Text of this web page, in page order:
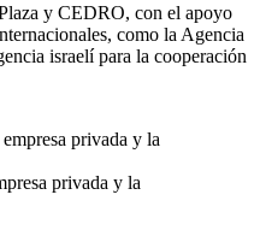
y CEDRO, con el apoyo
como la Agencia
israelí para la cooperación
privada y la